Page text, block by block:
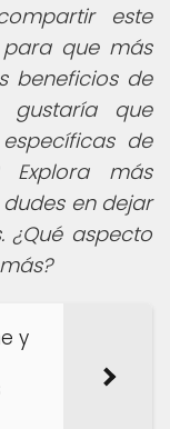
este
que más
beneficios de
gustaría que
de
Explora más
en dejar
¿Qué aspecto
y